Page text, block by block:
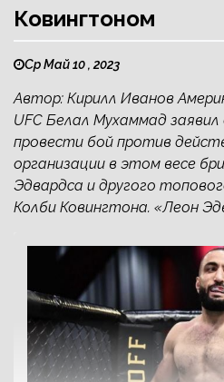
Ковингтоном
Ср Май 10 , 2023
Автор: Кирилл Иванов
UFC Белал Мухаммад
провести бой против
организации в этом весе
Эдвардса и другого
Колби Ковингтона. «Леон